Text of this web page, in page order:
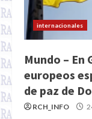
internacionales
Mundo – En
europeos
de paz de
RCH_INFO